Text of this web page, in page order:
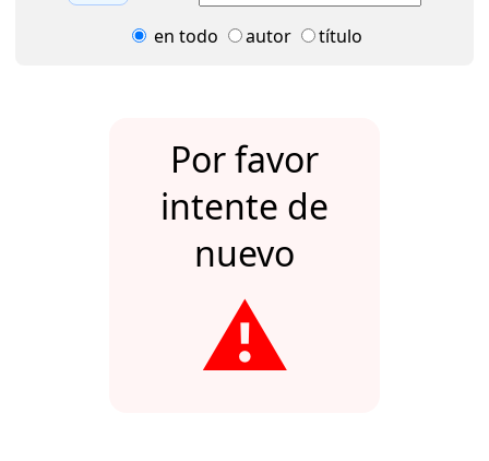
en todo autor título
Por favor
intente de
nuevo
⚠️